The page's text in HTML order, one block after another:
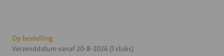
Huidige
voorraad:
Op bestelling
Verzenddatum vanaf 20-8-2026 (1 stuks)